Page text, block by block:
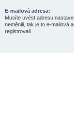
E-mailová adresa:
Musíte uvést adresu
neměnili, tak je to e-mailová
registrovali.